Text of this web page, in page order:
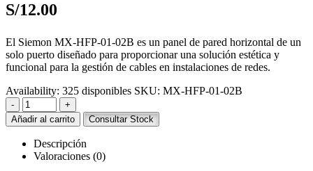
S/12.00
El Siemon MX-HFP-01-02B es un panel de pared horizontal de un
solo puerto diseñado para proporcionar una solución estética y
funcional para la gestión de cables en instalaciones de redes.
Availability: 325 disponibles SKU: MX-HFP-01-02B
-
+
Añadir al carrito
Consultar Stock
Descripción
Valoraciones (0)